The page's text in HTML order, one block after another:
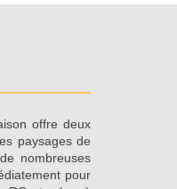
offre deux
paysages de
nombreuses
pour